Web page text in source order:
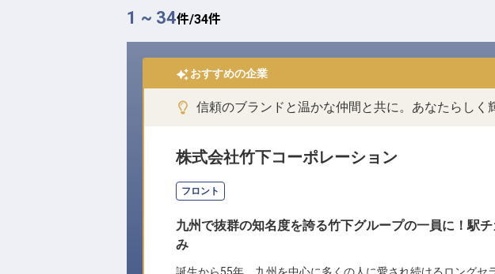
1 ~ 34件/34件
おすすめの企業
信頼のブランドと温かな仲間と共に。あなたらしく
株式会社竹下コーポレーション
フロント
九州で抜群の知名度を誇る竹下グループの一員に！駅
み